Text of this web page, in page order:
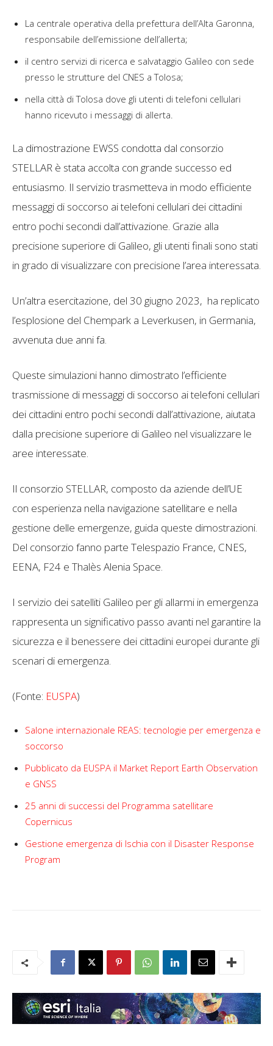
La centrale operativa della prefettura dell’Alta Garonna,
responsabile dell’emissione dell’allerta;
il centro servizi di ricerca e salvataggio Galileo con sede
presso le strutture del CNES a Tolosa;
nella città di Tolosa dove gli utenti di telefoni cellulari
hanno ricevuto i messaggi di allerta.
La dimostrazione EWSS condotta dal consorzio
STELLAR è stata accolta con grande successo ed
entusiasmo. Il servizio trasmetteva in modo efficiente
messaggi di soccorso ai telefoni cellulari dei cittadini
entro pochi secondi dall’attivazione. Grazie alla
precisione superiore di Galileo, gli utenti finali sono stati
in grado di visualizzare con precisione l’area interessata.
Un’altra esercitazione, del 30 giugno 2023, ha replicato
l’esplosione del Chempark a Leverkusen, in Germania,
avvenuta due anni fa.
Queste simulazioni hanno dimostrato l’efficiente
trasmissione di messaggi di soccorso ai telefoni cellulari
dei cittadini entro pochi secondi dall’attivazione, aiutata
dalla precisione superiore di Galileo nel visualizzare le
aree interessate.
Il consorzio STELLAR, composto da aziende dell’UE
con esperienza nella navigazione satellitare e nella
gestione delle emergenze, guida queste dimostrazioni.
Del consorzio fanno parte Telespazio France, CNES,
EENA, F24 e Thalès Alenia Space.
I servizio dei satelliti Galileo per gli allarmi in emergenza
rappresenta un significativo passo avanti nel garantire la
sicurezza e il benessere dei cittadini europei durante gli
scenari di emergenza.
(Fonte: EUSPA)
Salone internazionale REAS: tecnologie per emergenza e
soccorso
Pubblicato da EUSPA il Market Report Earth Observation
e GNSS
25 anni di successi del Programma satellitare
Copernicus
Gestione emergenza di Ischia con il Disaster Response
Program